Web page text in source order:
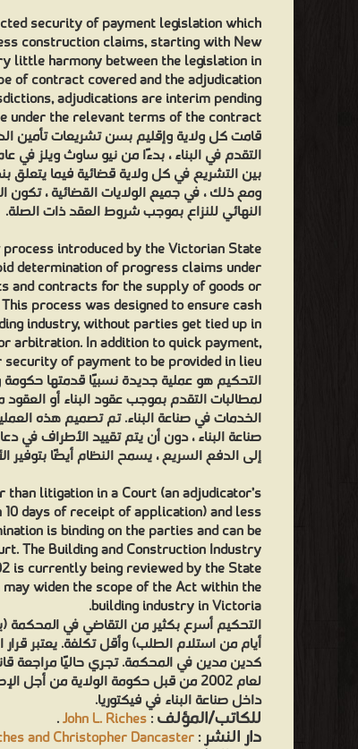
security of payment legislation which
construction claims, starting with New
little harmony between the legislation in
of contract covered and the adjudication
adjudications are interim pending
under the relevant terms of the contract.
قامت كل ولاية وإقليم بسن تشريعات تأمين
بين التشريع في كل ولاية قضائية فيما يتعلق
ومع ذلك ، في جميع الولايات القضائية ، تكون
النهائي للنزاع بموجب شروط العقد ذات الصلة.
introduced by the Victorian State
determination of progress claims under
and contracts for the supply of goods or
process was designed to ensure cash
industry, without parties get tied up in
arbitration. In addition to quick payment,
of payment to be provided in lieu.
التحكيم هو عملية جديدة نسبيًا قدمتها حكومة
لمطالبات التقدم بموجب عقود البناء أو
الخدمات في صناعة البناء. تم تصميم هذه
صناعة البناء ، دون أن يتم تقييد الأطراف في
إلى الدفع السريع ، يسمح النظام أيضًا بتوفير
litigation in a Court (an adjudicator’s
days of receipt of application) and less
is binding on the parties and can be
The Building and Construction Industry
is currently being reviewed by the State
widen the scope of the Act within the
building industry in Victoria.
أيام من استلام الطلب) وأقل تكلفة. يعتبر
كدين مدين في المحكمة. تجري حاليًا مراجعة
لعام 2002 من قبل حكومة الولاية من
داخل صناعة البناء في فيكتوريا.
للكاتب/المؤلف:
John L. Riches
.
دار النشر:
and Christopher Dancaster